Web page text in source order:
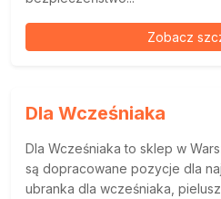
Zobacz
Dla Wcześniaka
Dla Wcześniaka to sklep w
są dopracowane pozycje dla
ubranka dla wcześniaka,